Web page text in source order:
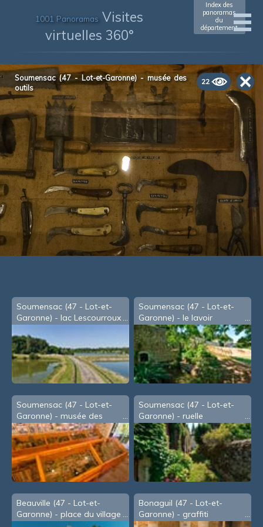
1001 Panoramas Visites
virtuelles 360°
Index des
panoramas
du
département
22
Soumensac (47 - Lot-et-Garonne) - musée des
outils
Soumensac (47 - Lot-et-
Garonne) - lac Lescourroux
Soumensac (47 - Lot-et-
Garonne) - le lavoir
Soumensac (47 - Lot-et-
Garonne) - musée des
outils
Soumensac (47 - Lot-et-
Garonne) - ruelle
Beauville (47 - Lot-et-
Garonne) - place du village
Bonaguil (47 - Lot-et-
Garonne) - graffiti